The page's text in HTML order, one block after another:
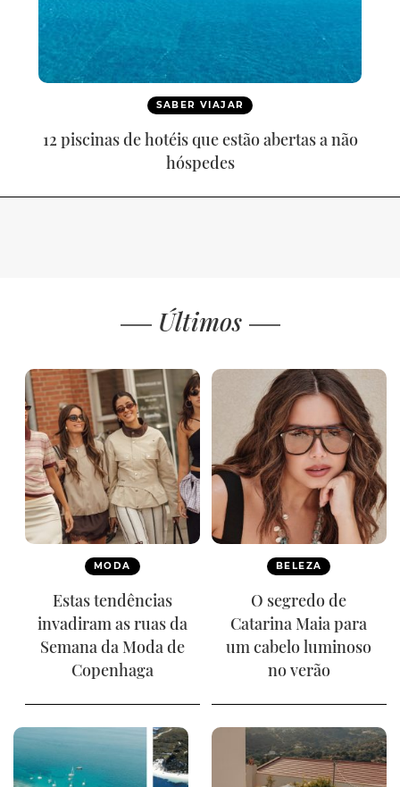
SABER VIAJAR
12 piscinas de hotéis que estão abertas a não
hóspedes
Últimos
MODA
Estas tendências
invadiram as ruas da
Semana da Moda de
Copenhaga
BELEZA
O segredo de
Catarina Maia para
um cabelo luminoso
no verão